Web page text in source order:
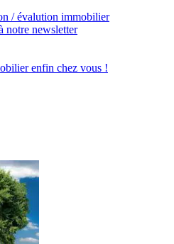
/ évalution immobilier
notre newsletter
enfin chez vous !